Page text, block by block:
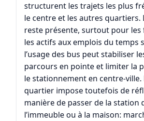
structurent les trajets les plus
le centre et les autres quartiers.
reste présente, surtout pour les
les actifs aux emplois du temps
l’usage des bus peut stabiliser
parcours en pointe et limiter la
le stationnement en centre-ville.
quartier impose toutefois de
manière de passer de la station
l’immeuble ou à la maison: